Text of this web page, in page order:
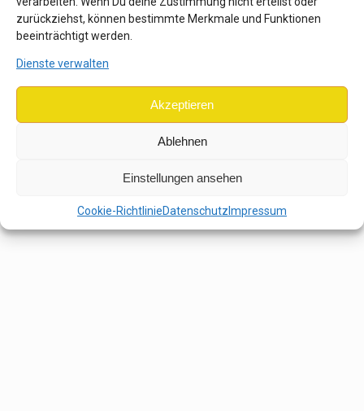
zurückziehst, können bestimmte Merkmale und Funktionen
beeinträchtigt werden.
Dienste verwalten
Akzeptieren
Ablehnen
Einstellungen ansehen
Cookie-RichtlinieDatenschutz Impressum